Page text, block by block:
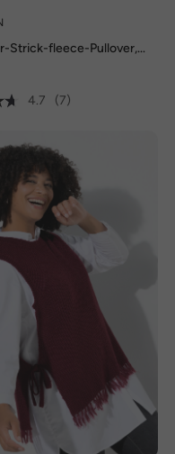
Strick-fleece-Pullover,
4.7
(7)